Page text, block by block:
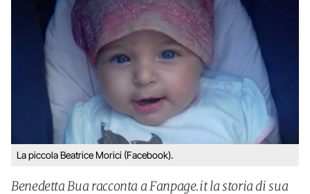
La piccola Beatrice Morici (Facebook).
Benedetta Bua racconta a Fanpage.it la storia di sua